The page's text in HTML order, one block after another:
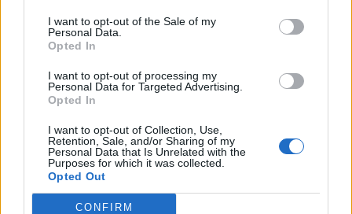
I want to opt-out of the Sale of my
Personal Data.
Opted In
I want to opt-out of processing my
Personal Data for Targeted Advertising.
Opted In
I want to opt-out of Collection, Use,
Retention, Sale, and/or Sharing of my
Personal Data that Is Unrelated with the
Purposes for which it was collected.
Opted Out
CONFIRM
Newsroom
Ετικέτες :βροχές,Καιρός,Καταιγίδες,Πρόβλεψη
Δείτε επίσης